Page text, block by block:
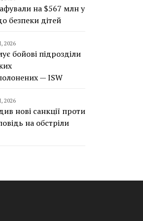
на $567 млн у
безпеки дітей
2026
бойові підрозділи
— ISW
2026
нові санкції проти
на обстріли